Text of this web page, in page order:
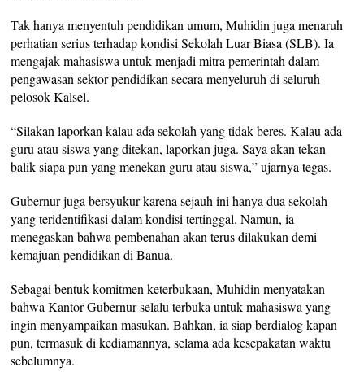
Tak hanya menyentuh pendidikan umum, Muhidin juga menaruh
perhatian serius terhadap kondisi Sekolah Luar Biasa (SLB). Ia
mengajak mahasiswa untuk menjadi mitra pemerintah dalam
pengawasan sektor pendidikan secara menyeluruh di seluruh
pelosok Kalsel.
“Silakan laporkan kalau ada sekolah yang tidak beres. Kalau ada
guru atau siswa yang ditekan, laporkan juga. Saya akan tekan
balik siapa pun yang menekan guru atau siswa,” ujarnya tegas.
Gubernur juga bersyukur karena sejauh ini hanya dua sekolah
yang teridentifikasi dalam kondisi tertinggal. Namun, ia
menegaskan bahwa pembenahan akan terus dilakukan demi
kemajuan pendidikan di Banua.
Sebagai bentuk komitmen keterbukaan, Muhidin menyatakan
bahwa Kantor Gubernur selalu terbuka untuk mahasiswa yang
ingin menyampaikan masukan. Bahkan, ia siap berdialog kapan
pun, termasuk di kediamannya, selama ada kesepakatan waktu
sebelumnya.